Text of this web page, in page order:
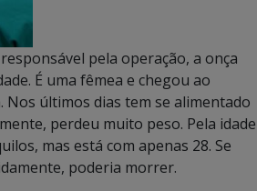
responsável pela operação, a onça
É uma fêmea e chegou ao
Nos últimos dias tem se alimentado
perdeu muito peso. Pela idade
mas está com apenas 28. Se
poderia morrer.